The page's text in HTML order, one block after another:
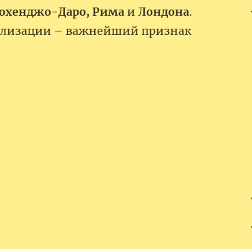
Даро, Римаи Лондона.
– важнейший признак
канализации – история человеческой